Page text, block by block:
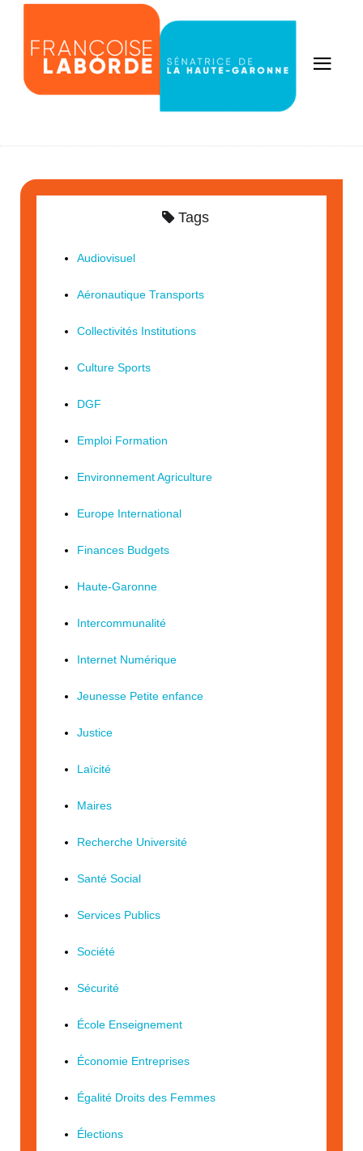
Tags
Audiovisuel
Aéronautique Transports
Collectivités Institutions
Culture Sports
DGF
Emploi Formation
Environnement Agriculture
Europe International
Finances Budgets
Haute-Garonne
Intercommunalité
Internet Numérique
Jeunesse Petite enfance
Justice
Laïcité
Maires
Recherche Université
Santé Social
Services Publics
Société
Sécurité
École Enseignement
Économie Entreprises
Égalité Droits des Femmes
Élections